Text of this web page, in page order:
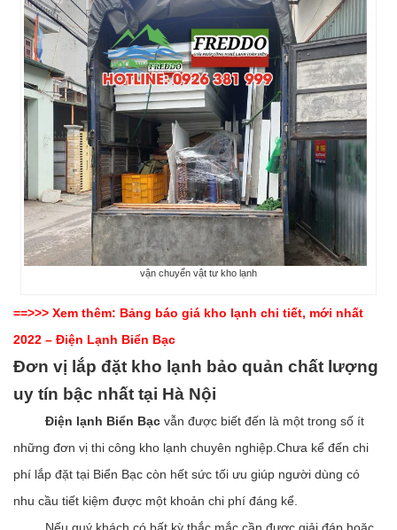
vận chuyển vật tư kho lạnh
==>>> Xem thêm: Bảng báo giá kho lạnh chi tiết, mới nhất
2022 – Điện Lạnh Biển Bạc
Đơn vị lắp đặt kho lạnh bảo quản chất lượng
uy tín bậc nhất tại Hà Nội
Điện lạnh Biển Bạc vẫn được biết đến là một trong số ít
những đơn vị thi công kho lạnh chuyên nghiệp.Chưa kể đến chi
phí lắp đặt tại Biển Bạc còn hết sức tối ưu giúp người dùng có
nhu cầu tiết kiệm được một khoản chi phí đáng kể.
Nếu quý khách có bất kỳ thắc mắc cần được giải đáp hoặc